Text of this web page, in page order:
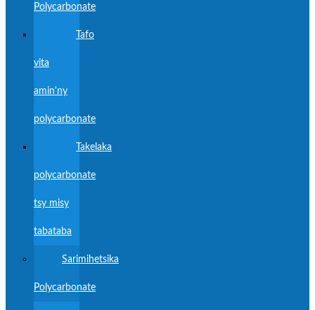
Polycarbonate
Tafo
vita
amin'ny
polycarbonate
Takelaka
polycarbonate
tsy misy
tabataba
Sarimihetsika
Polycarbonate